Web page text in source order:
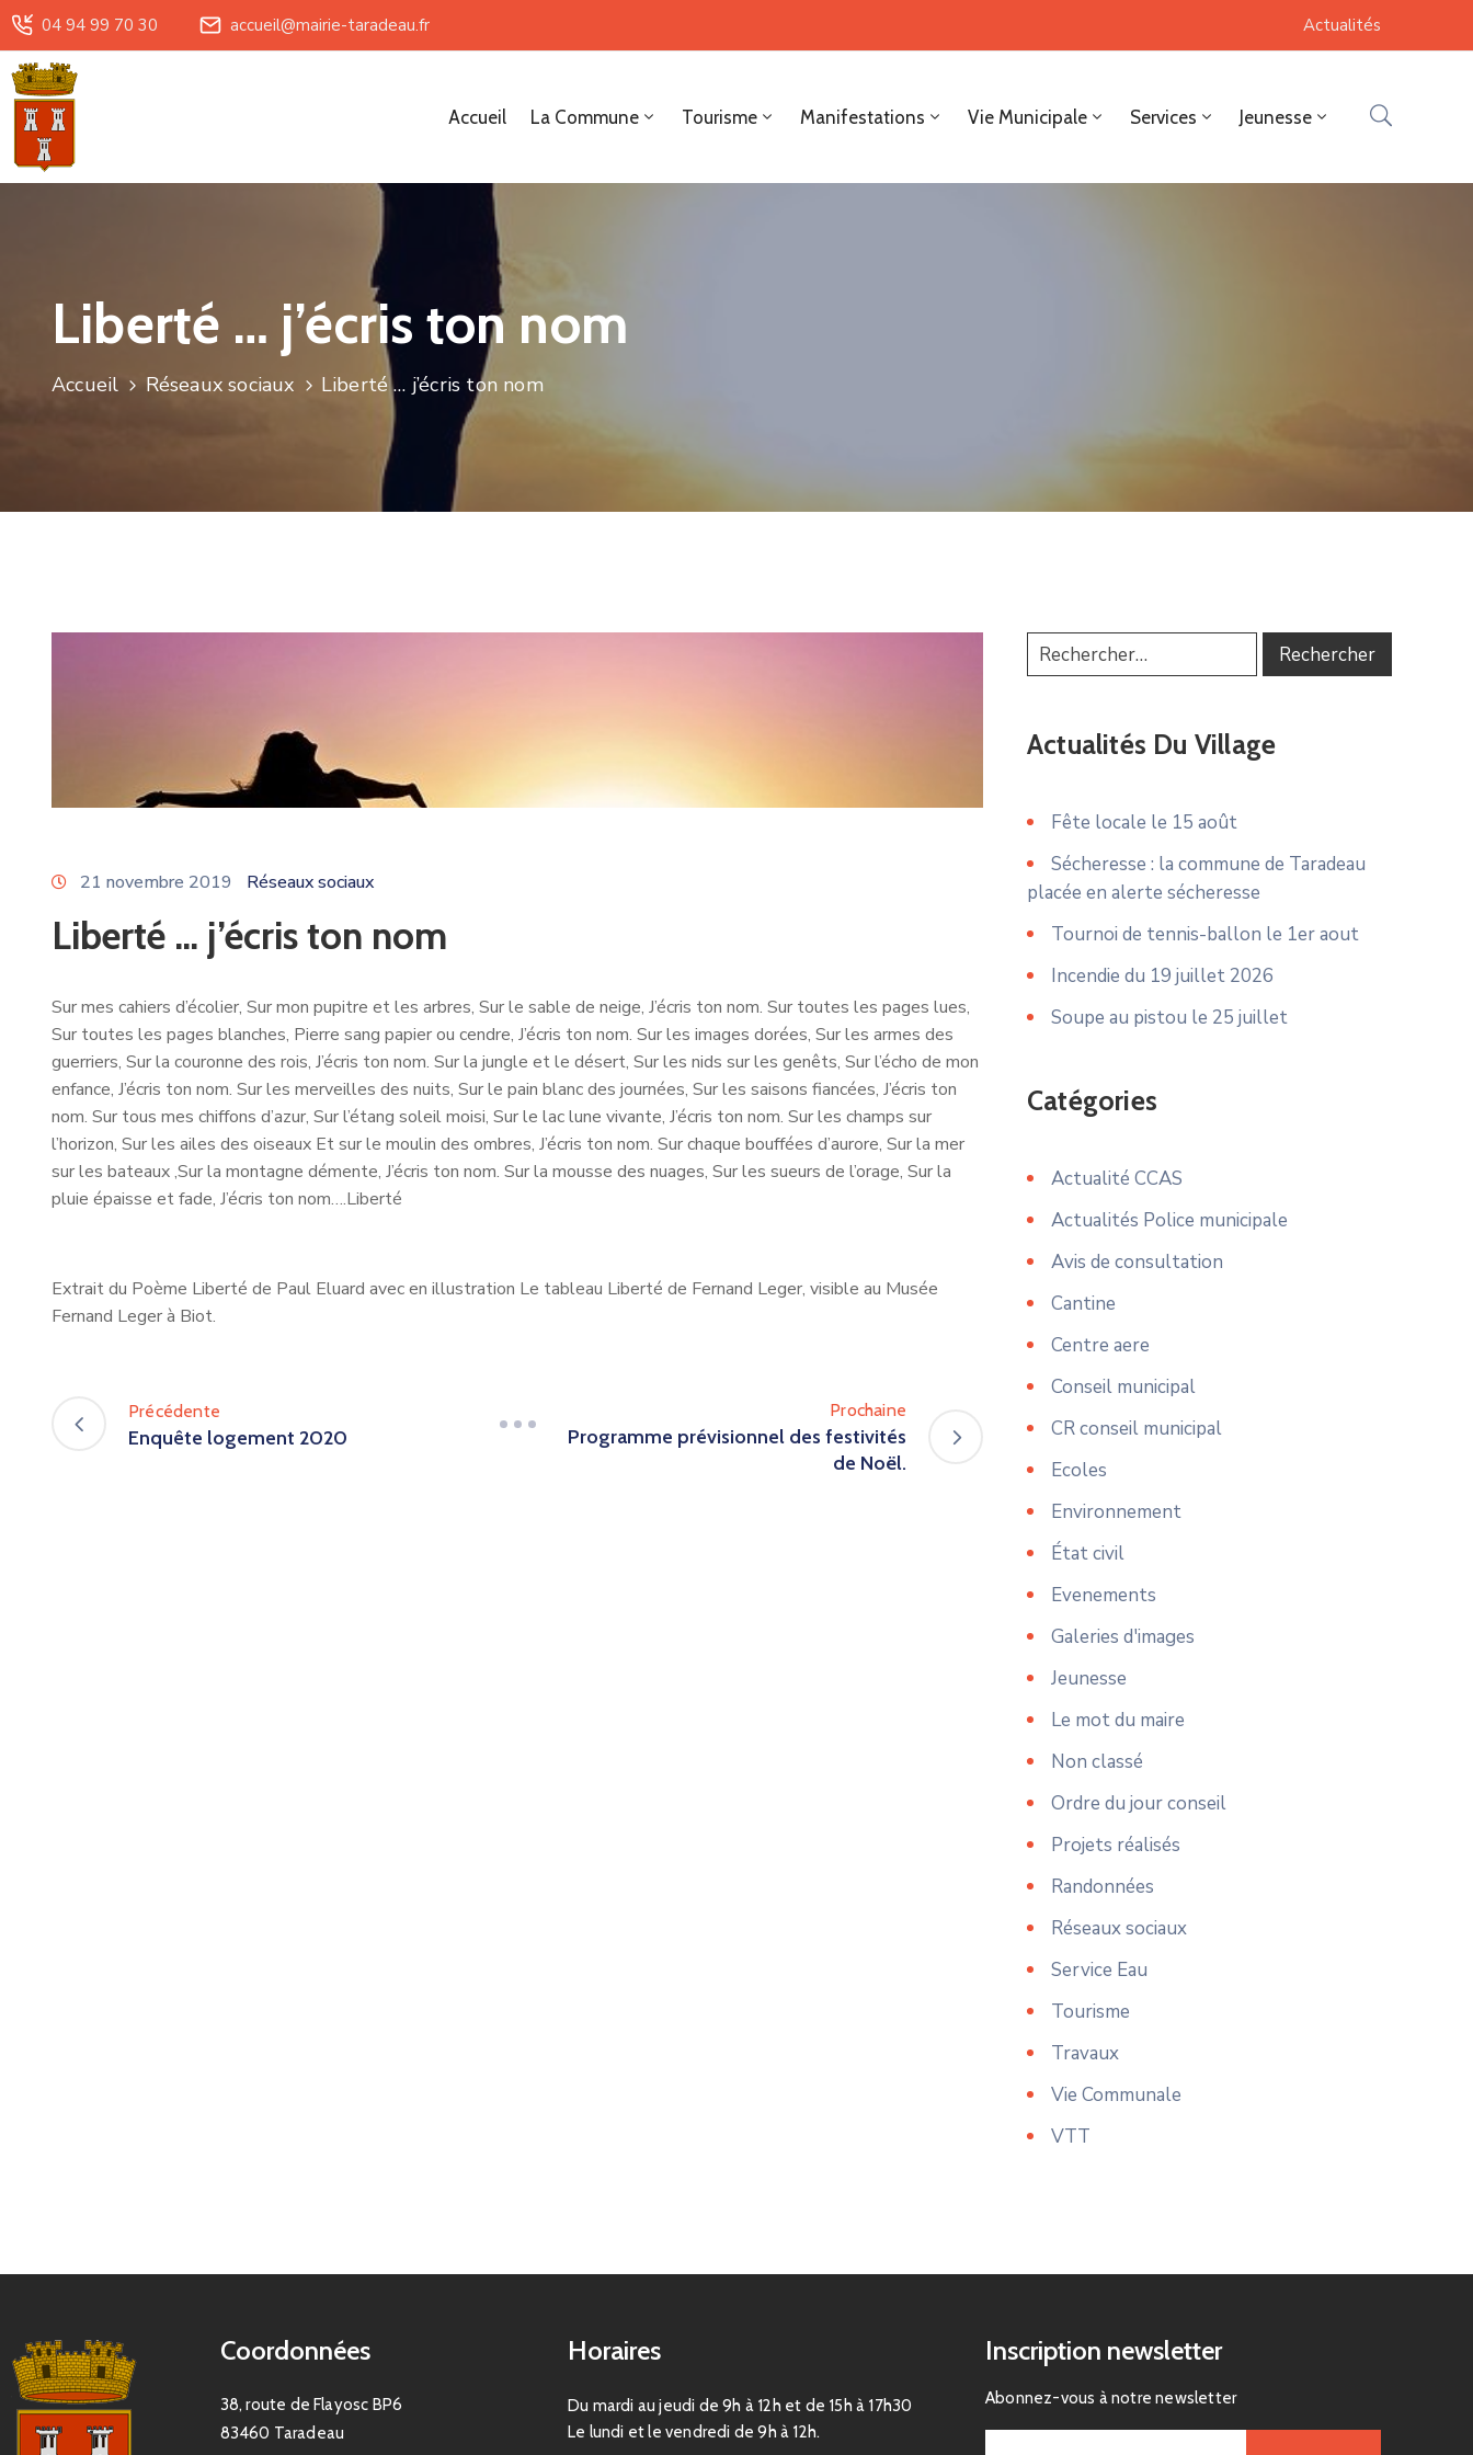
04 94 99 70 30 accueil@mairie-taradeau.fr Actualités
Accueil La Commune Tourisme Manifestations Vie Municipale Services Jeunesse
Liberté … j’écris ton nom
Accueil Réseaux sociaux Liberté … j’écris ton nom
21 novembre 2019 Réseaux sociaux
Liberté … j’écris ton nom
Sur mes cahiers d’écolier, Sur mon pupitre et les arbres, Sur le sable de neige, J’écris ton nom. Sur toutes les pages lues,
Sur toutes les pages blanches, Pierre sang papier ou cendre, J’écris ton nom. Sur les images dorées, Sur les armes des
guerriers, Sur la couronne des rois, J’écris ton nom. Sur la jungle et le désert, Sur les nids sur les genêts, Sur l’écho de mon
enfance, J’écris ton nom. Sur les merveilles des nuits, Sur le pain blanc des journées, Sur les saisons fiancées, J’écris ton
nom. Sur tous mes chiffons d’azur, Sur l’étang soleil moisi, Sur le lac lune vivante, J’écris ton nom. Sur les champs sur
l’horizon, Sur les ailes des oiseaux Et sur le moulin des ombres, J’écris ton nom. Sur chaque bouffées d’aurore, Sur la mer
sur les bateaux ,Sur la montagne démente, J’écris ton nom. Sur la mousse des nuages, Sur les sueurs de l’orage, Sur la
pluie épaisse et fade, J’écris ton nom….Liberté
Extrait du Poème Liberté de Paul Eluard avec en illustration Le tableau Liberté de Fernand Leger, visible au Musée
Fernand Leger à Biot.
Précédente
Enquête logement 2020
Prochaine
Programme prévisionnel des festivités
de Noël.
Actualités Du Village
Fête locale le 15 août
Sécheresse : la commune de Taradeau
placée en alerte sécheresse
Tournoi de tennis-ballon le 1er aout
Incendie du 19 juillet 2026
Soupe au pistou le 25 juillet
Catégories
Actualité CCAS
Actualités Police municipale
Avis de consultation
Cantine
Centre aere
Conseil municipal
CR conseil municipal
Ecoles
Environnement
État civil
Evenements
Galeries d'images
Jeunesse
Le mot du maire
Non classé
Ordre du jour conseil
Projets réalisés
Randonnées
Réseaux sociaux
Service Eau
Tourisme
Travaux
Vie Communale
VTT
Coordonnées
38, route de Flayosc BP6
83460 Taradeau
Horaires
Du mardi au jeudi de 9h à 12h et de 15h à 17h30
Le lundi et le vendredi de 9h à 12h.
Inscription newsletter
Abonnez-vous à notre newsletter